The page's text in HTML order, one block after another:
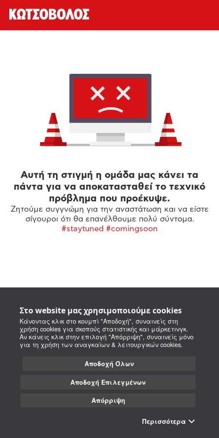
Στο website μας χρησιμοποιούμε cookies
Κάνοντας κλικ στο κουμπί "Αποδοχή", συναινείς στη
χρήση cookies για σκοπούς στατιστικής και μάρκετινγκ.
Αν κάνεις κλικ στην επιλογή "Απόρριψη", συναινείς μόνο
για τη χρήση των αναγκαίων & λειτουργικών cookies.
Αποδοχή Όλων
Αποδοχή Επιλεγμένων
Απόρριψη
Περισσότερα
Αυτή τη στιγμή η ομάδα μας κάνει τα
πάντα για να αποκατασταθεί το τεχνικό
πρόβλημα που προέκυψε.
Ζητούμε συγγνώμη για την αναστάτωση και να είστε
σίγουροι ότι θα επανέλθουμε πολύ σύντομα.
#staytuned #comingsoon